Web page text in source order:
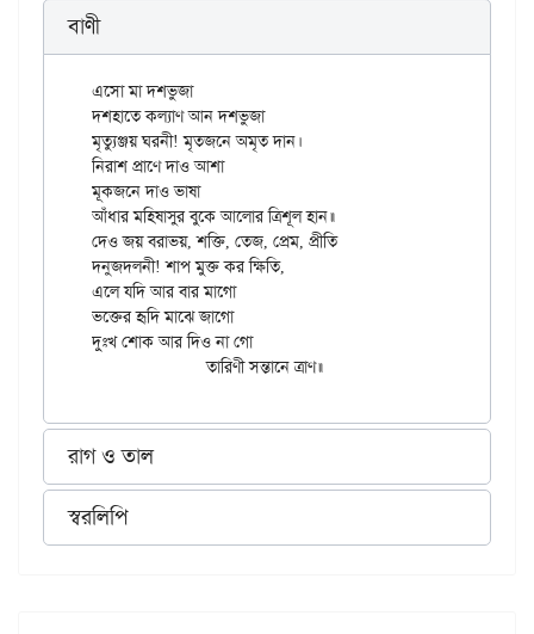
বাণী
এসো মা দশভুজা
দশহাতে কল্যাণ আন দশভুজা
মৃত্যুঞ্জয় ঘরনী! মৃতজনে অমৃত দান।
নিরাশ প্রাণে দাও আশা
মূকজনে দাও ভাষা
আঁধার মহিষাসুর বুকে আলোর ত্রিশূল হান॥
দেও জয় বরাভয়, শক্তি, তেজ, প্রেম, প্রীতি
দনুজদলনী! শাপ মুক্ত কর ক্ষিতি,
এলে যদি আর বার মাগো
ভক্তের হৃদি মাঝে জাগো
দুঃখ শোক আর দিও না গো
রাগ ও তাল
স্বরলিপি